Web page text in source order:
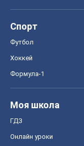
Спорт
Футбол
Хоккей
Формула-1
Моя школа
ГДЗ
Онлайн уроки